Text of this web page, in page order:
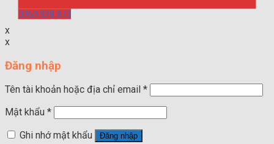
0969.928.873
x
x
Đăng nhập
Tên tài khoản hoặc địa chỉ email *
Mật khẩu *
Ghi nhớ mật khẩu
Đăng nhập